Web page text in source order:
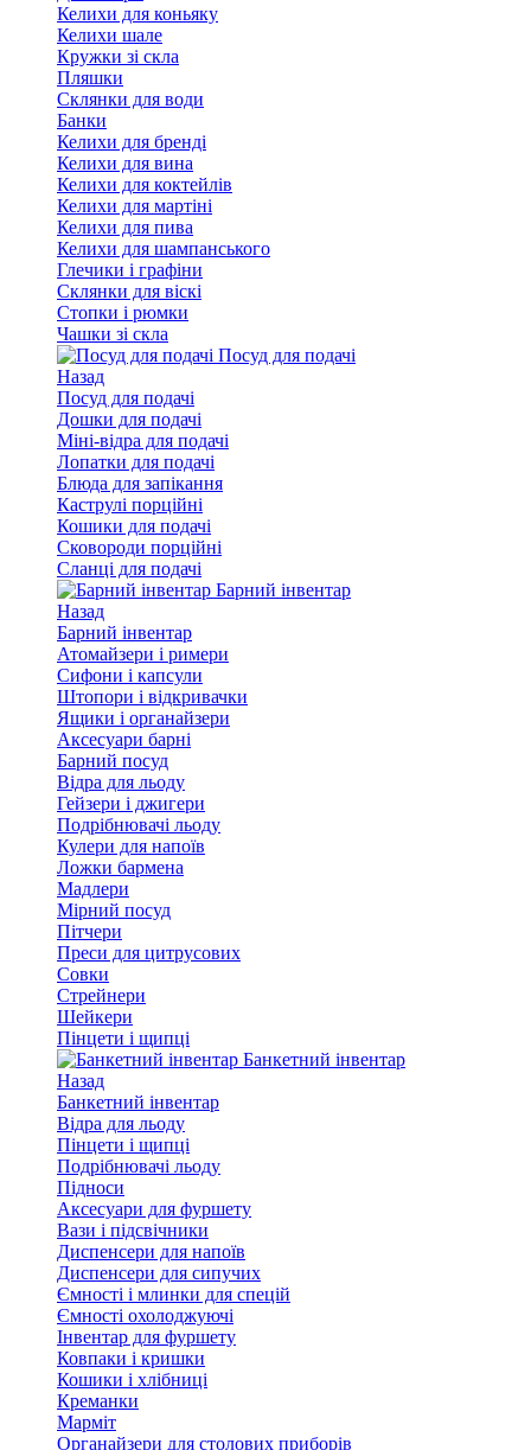
Келихи для коньяку
Келихи шале
Кружки зі скла
Пляшки
Склянки для води
Банки
Келихи для бренді
Келихи для вина
Келихи для коктейлів
Келихи для мартіні
Келихи для пива
Келихи для шампанського
Глечики і графіни
Склянки для віскі
Стопки і рюмки
Чашки зі скла
Посуд для подачі
Назад
Посуд для подачі
Дошки для подачі
Міні-відра для подачі
Лопатки для подачі
Блюда для запікання
Каструлі порційні
Кошики для подачі
Сковороди порційні
Сланці для подачі
Барний інвентар
Назад
Барний інвентар
Атомайзери і римери
Сифони і капсули
Штопори і відкривачки
Ящики і органайзери
Аксесуари барні
Барний посуд
Відра для льоду
Гейзери і джигери
Подрібнювачі льоду
Кулери для напоїв
Ложки бармена
Мадлери
Мірний посуд
Пітчери
Преси для цитрусових
Совки
Стрейнери
Шейкери
Пінцети і щипці
Банкетний інвентар
Назад
Банкетний інвентар
Відра для льоду
Пінцети і щипці
Подрібнювачі льоду
Підноси
Аксесуари для фуршету
Вази і підсвічники
Диспенсери для напоїв
Диспенсери для сипучих
Ємності і млинки для спецій
Ємності охолоджуючі
Інвентар для фуршету
Ковпаки і кришки
Кошики і хлібниці
Креманки
Марміт
Органайзери для столових приборів